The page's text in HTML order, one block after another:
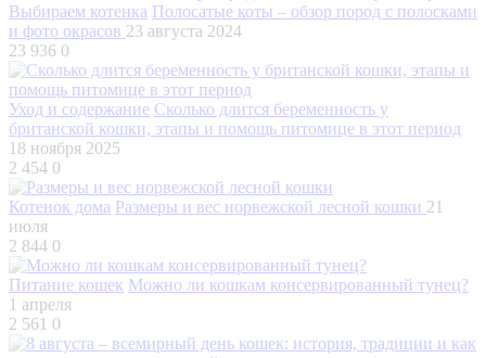
Выбираем котенка Полосатые коты – обзор пород с полосками
и фото окрасов 23 августа 2024
23 936 0
Уход и содержание Сколько длится беременность у
британской кошки, этапы и помощь питомице в этот период
18 ноября 2025
2 454 0
Котенок дома Размеры и вес норвежской лесной кошки 21
июля
2 844 0
Питание кошек Можно ли кошкам консервированный тунец?
1 апреля
2 561 0